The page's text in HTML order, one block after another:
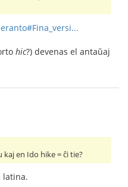
hic?) devenas el antaŭaj
kaj en Ido hike = ĉi tie?
latina.